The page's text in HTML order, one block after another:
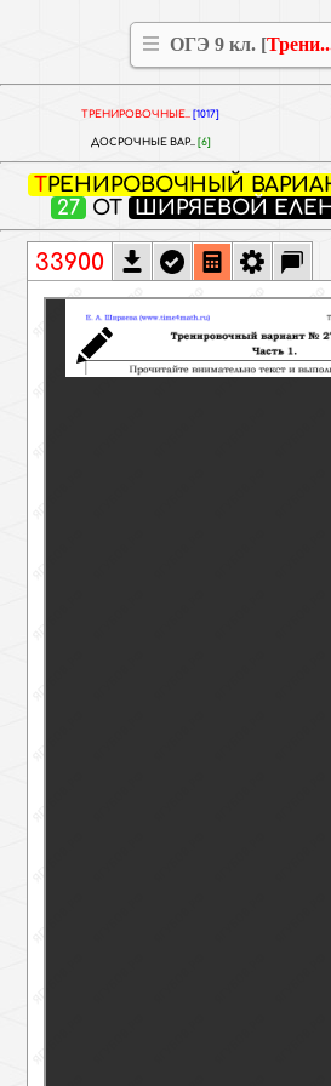
ОГЭ 9 кл. [
ТРЕНИРОВОЧНЫЕ.. [1017]
ДОСРОЧНЫЕ ВАР.. [6]
ТРЕНИРОВОЧНЫЙ
27 ОТ ШИРЯЕВОЙ
33900